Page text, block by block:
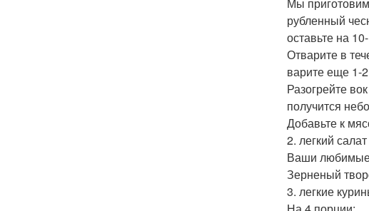
рубленный
оставьте на
Отварите в
варите еще 1-
Разогрейте
получится
Добавьте к
2. легкий
Ваши любимые
Зерненый
3. легкие